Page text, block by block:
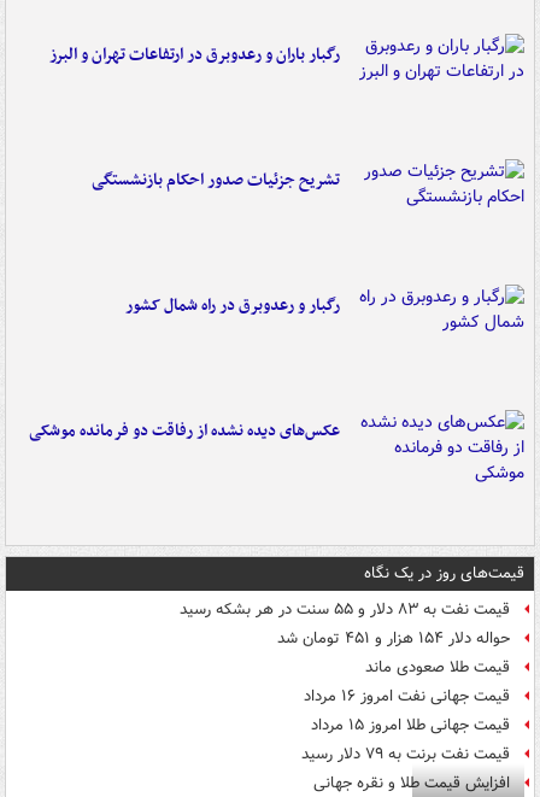
رگبار باران و رعدوبرق در ارتفاعات تهران و البرز
تشریح جزئیات صدور احکام بازنشستگی
رگبار و رعدوبرق در راه شمال کشور
عکس‌های دیده نشده از رفاقت دو فرمانده‌ موشکی
قیمت‌های روز در یک نگاه
قیمت نفت به ۸۳ دلار و ۵۵ سنت در هر بشکه رسید
حواله دلار ۱۵۴ هزار و ۴۵۱ تومان شد
قیمت طلا صعودی ماند
قیمت جهانی نفت امروز ۱۶ مرداد
قیمت جهانی طلا امروز ۱۵ مرداد
قیمت نفت برنت به ۷۹ دلار رسید
افزایش قیمت طلا و نقره جهانی